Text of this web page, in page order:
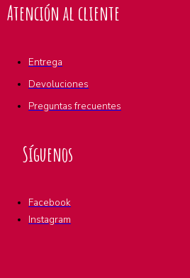
Atención al cliente
Entrega
Devoluciones
Preguntas frecuentes
Síguenos
Facebook
Instagram